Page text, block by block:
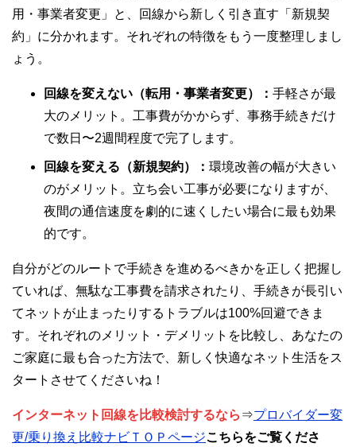
用・事業者変更」と、回線から新しく引き直す「新規契
約」に分かれます。それぞれの特徴をもう一度整理しまし
ょう。
回線を変えない（転用・事業者変更）： 手軽さが最
大のメリット。工事費がかからず、事務手続きだけ
で数日〜2週間程度で完了します。
回線を変える（新規契約）： 環境改善の幅が大きい
のがメリット。立ち会い工事が必要になりますが、
夜間の通信速度を劇的に速くしたい場合に最も効果
的です。
自分がどのルートで手続きを進めるべきかを正しく把握し
ていれば、無駄な工事費を請求されたり、手続きが長引い
てネットが止まったりするトラブルは100%回避できま
す。それぞれのメリット・デメリットを比較し、あなたの
ご家庭に最も合った方法で、新しく快適なネット生活をス
タートさせてくださいね！
インターネット回線を比較検討するなら ⇒プロバイダー変
更/乗り換え比較ナビＴＯＰページこちらをご覧くださ